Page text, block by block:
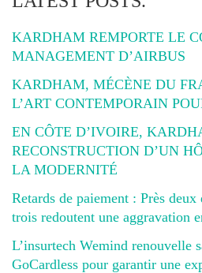
KARDHAM REMPORTE LE
MANAGEMENT D’AIRBUS
KARDHAM, MÉCÈNE DU
L’ART CONTEMPORAIN
EN CÔTE D’IVOIRE,
RECONSTRUCTION D’UN
LA MODERNITÉ
Retards de paiement : Près
trois redoutent une aggravation
L’insurtech Wemind renouvelle
GoCardless pour garantir une